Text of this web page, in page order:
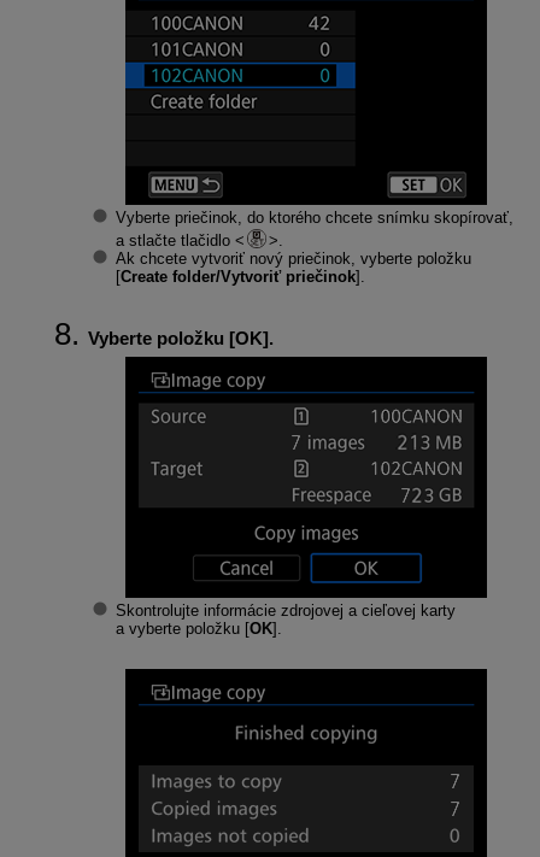
Vyberte priečinok, do ktorého chcete snímku skopírovať,
a stlačte tlačidlo
.
Ak chcete vytvoriť nový priečinok, vyberte položku
[Create folder/Vytvoriť priečinok].
Vyberte položku [OK].
Skontrolujte informácie zdrojovej a cieľovej karty
a vyberte položku [OK].